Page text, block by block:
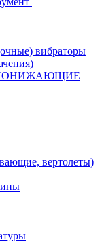
вибраторы
вертолеты)